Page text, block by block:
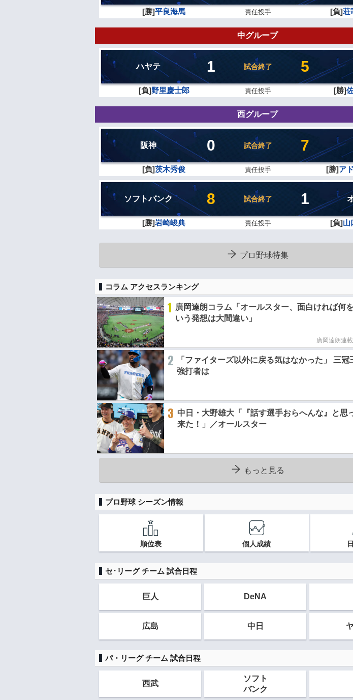
[勝]平良海馬 責任投手 [負]荘
中グループ
ハヤテ 1 試合終了 5
[負]野里慶士郎 責任投手 [勝]
西グループ
阪神 0 試合終了 7
[負]茨木秀俊 責任投手 [勝]ア
ソフトバンク 8 試合終了 1
[勝]岩崎峻典 責任投手 [負]山
プロ野球特集
コラム アクセスランキング
1 廣岡達朗コラム「オールスター、面白ければ何
いう発想は大間違い」
廣岡達朗連
2
「ファイターズ以外に戻る気はなかった」 三
強打者は
3 中日・大野雄大「『話す選手おらへんな』と思
来た！」／オールスター
もっと見る
プロ野球 シーズン情報
順位表 個人成績
セ･リーグ チーム 試合日程
巨人 DeNA
広島 中日
パ・リーグ チーム 試合日程
西武
ソフト
バンク